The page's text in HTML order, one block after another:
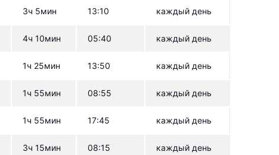
3ч 5мин 13:10 каждый день
4ч 10мин 05:40 каждый день
1ч 25мин 13:50 каждый день
1ч 55мин 08:55 каждый день
1ч 55мин 17:45 каждый день
3ч 15мин 08:15 каждый день